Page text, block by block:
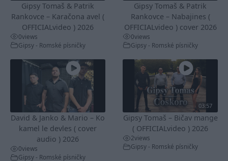
Gipsy Tomaš & Patrik
Rankovce – Karačona avel (
OFFICIALvideo ) 2026
0views
Gipsy - Romské písničky
Gipsy Tomaš & Patrik
Rankovce – Nabajines (
OFFICIALvideo ) cover 2026
0views
Gipsy - Romské písničky
David & Janko & Mario – Ko
kamel le devles ( cover
audio ) 2026
0views
Gipsy - Romské písničky
03:57
Gipsy Tomaš – Bičav mange
( OFFICIALvideo ) 2026
2views
Gipsy - Romské písničky